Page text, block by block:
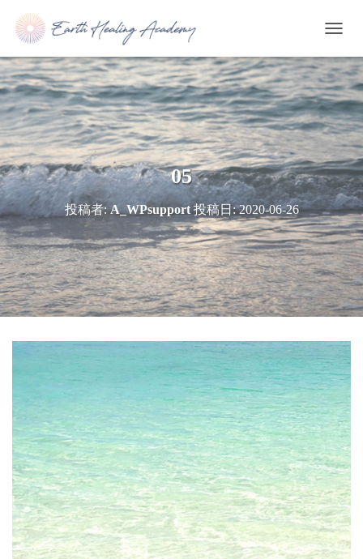
ビ
ゲ
ー
シ
ョ
ン
を
切
り
替
え
05
投稿者:A_WPsupport投稿日:2020-06-26